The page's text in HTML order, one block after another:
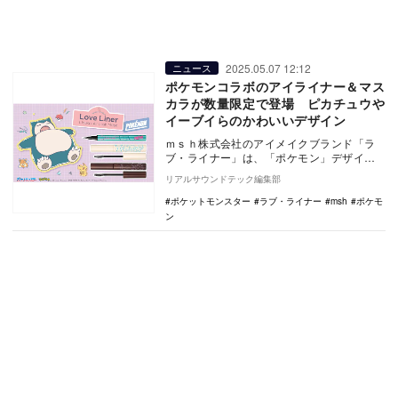
ニュース 2025.05.07 12:12
ポケモンコラボのアイライナー＆マス
カラが数量限定で登場 ピカチュウや
イーブイらのかわいいデザイン
ｍｓｈ株式会社のアイメイクブランド「ラ
ブ・ライナー」は、「ポケモン」デザイン
のリキッドアイライナーとマスカラを5月12
日より数量…
リアルサウンドテック編集部
ポケットモンスター
ラブ・ライナー msh
ポケモ
ン